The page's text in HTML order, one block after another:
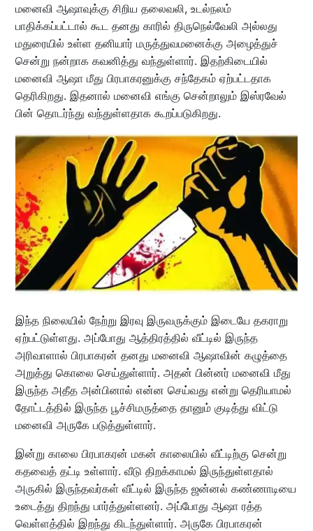
மனைவி ஆஷாவுக்கு சிறிய தலைவலி, உடல்நலம்
பாதிக்கப்பட்டால் கூட தனது காரில் திருநெல்வேலி அல்லது
மதுரையில் உள்ள தனியார் மருத்துவமனைக்கு அழைத்துச்
சென்று நன்றாக கவனித்து வந்துள்ளார். இதற்கிடையில்
மனைவி ஆஷா மீது பிரபாகரனுக்கு சந்தேகம் ஏற்பட்டதாக
தெரிகிறது. இதனால் மனைவி எங்கு சென்றாலும் இஸ்ரவேல்
பின் தொடர்ந்து வந்துள்ளதாக கூறப்படுகிறது.
இந்த நிலையில் நேற்று இரவு இருவருக்கும் இடையே தகராறு
ஏற்பட்டுள்ளது. அப்போது ஆத்திரத்தில் வீட்டில் இருந்த
அரிவாளால் பிரபாகரன் தனது மனைவி ஆஷாவின் கழுத்தை
அறுத்து கொலை செய்துள்ளார். அதன் பின்னர் மனைவி மீது
இருந்த அதீத அன்பினால் என்ன செய்வது என்று தெரியாமல்
தோட்டத்தில் இருந்த பூச்சிமருத்தை தானும் குடித்து விட்டு
மனைவி அருகே படுத்துள்ளார்.
இன்று காலை பிரபாகரன் மகன் காலையில் வீட்டிற்கு சென்று
கதவைத் தட்டி உள்ளார். வீடு திறக்காமல் இருந்துள்ளதால்
அருகில் இருந்தவர்கள் வீட்டில் இருந்த ஜன்னல் கண்ணாடியை
உடைத்து திறந்து பார்த்துள்ளனர். அப்போது ஆஷா ரத்த
வெள்ளத்தில் இறந்து கிடந்துள்ளார். அருகே பிரபாகரன்